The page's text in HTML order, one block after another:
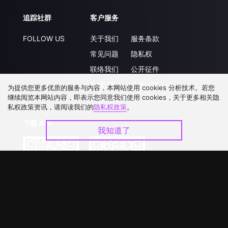
追踪社群
FOLLOW US
客户服务
关于我们
常见问题
联络我们
升级VIP
服务条款
隐私权
公开征件
合作洽談
下载 APP
为提供您更多优质的服务与内容，本网站使用 cookies 分析技术。若您
继续阅览本网站内容，即表示您同意我们使用 cookies，关于更多相关隐
私权政策资讯，请阅读我们的隐私权政策。
我知道了